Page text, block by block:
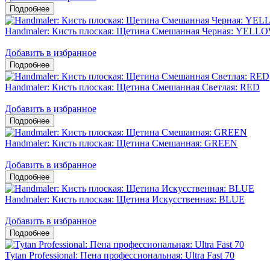
Handmaler: Кисть плоская: Щетина Смешанная Черная:
Добавить в избранное
Handmaler: Кисть плоская: Щетина Смешанная Светлая: RED
Добавить в избранное
Handmaler: Кисть плоская: Щетина Смешанная: GREEN
Добавить в избранное
Handmaler: Кисть плоская: Щетина Искусственная: BLUE
Добавить в избранное
Tytan Professional: Пена профессиональная: Ultra Fast 70